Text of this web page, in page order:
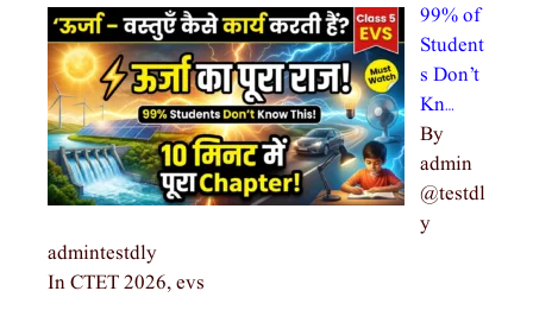
99% of
Student
s Don’t
Kn…
By
admin
@testdl
y
admintestdly
In CTET 2026, evs